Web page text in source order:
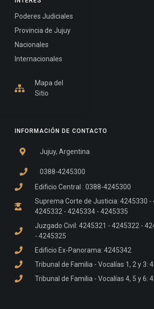
INFORMACIÓN DE CONTACTO
Jujuy, Argentina
0388-4245300
Edificio Central : 0388-4245300
Suprema Corte de Justicia: 4245330 -
4245332 - 4245334 - 4245335
Juzgado Civil: 4245321 - 4245322 -
- 4245325
Edificio Ex-Panorama: 4245342
Tribunal de Familia - Vocalías 1, 2 y 3:
Tribunal de Familia - Vocalías 4, 5 y 6:
Poderes Judiciales
Provincia de Jujuy
Nacionales
Internacionales
Mapa del
Sitio